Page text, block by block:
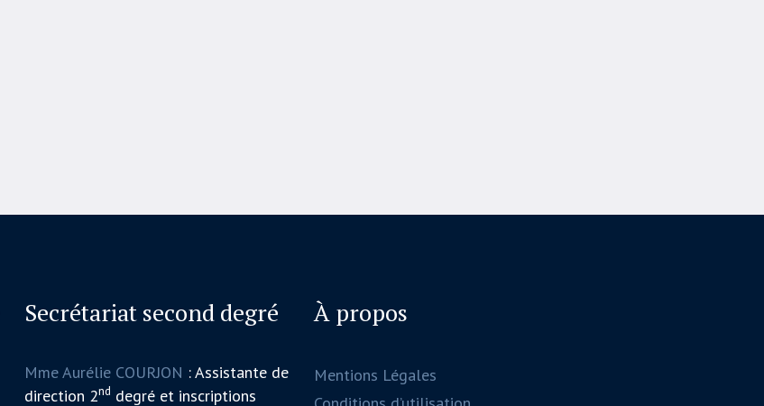
Secrétariat second degré
Mme Aurélie COURJON : Assistante de
direction 2nd degré et inscriptions
À propos
Mentions Légales